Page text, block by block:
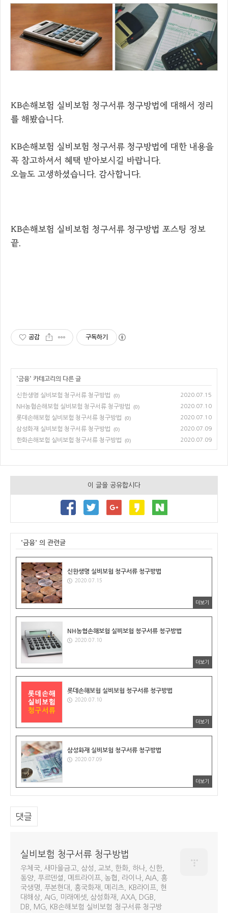
KB손해보험 실비보험 청구서류 청구방법에 대해서 정리
를 해봤습니다.
KB손해보험 실비보험 청구서류 청구방법에 대한 내용을
꼭 참고하셔서 혜택 받아보시길 바랍니다.
오늘도 고생하셨습니다. 감사합니다.
KB손해보험 실비보험 청구서류 청구방법 포스팅 정보
끝.
공감 구독하기
'금융' 카테고리의 다른 글
신한생명 실비보험 청구서류 청구방법 (0) 2020.07.15
NH농협손해보험 실비보험 청구서류 청구방법 (0) 2020.07.10
롯데손해보험 실비보험 청구서류 청구방법 (0) 2020.07.10
삼성화재 실비보험 청구서류 청구방법 (0) 2020.07.09
한화손해보험 실비보험 청구서류 청구방법 (0) 2020.07.09
이 글을 공유합시다
'금융' 의 관련글
신한생명 실비보험 청구서류 청구방법
2020.07.15
더보기
NH농협손해보험 실비보험 청구서류 청구방법
2020.07.10
더보기
롯데손해보험 실비보험 청구서류 청구방법
2020.07.10
더보기
삼성화재 실비보험 청구서류 청구방법
2020.07.09
더보기
댓글
실비보험 청구서류 청구방법
우체국, 새마을금고, 삼성, 교보, 한화, 하나, 신한,
동양, 푸르덴셜, 메트라이프, 농협, 라이나, AIA, 흥
국생명, 푸본현대, 흥국화재, 메리츠, KB라이프, 현
대해상, AIG, 미래에셋, 삼성화재, AXA, DGB,
DB, MG, KB손해보험 실비보험 청구서류 청구방